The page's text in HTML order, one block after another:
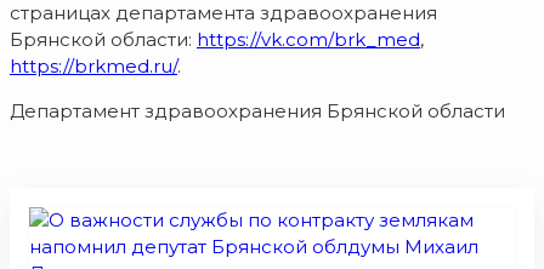
страницах департамента здравоохранения
Брянской области: https://vk.com/brk_med,
https://brkmed.ru/.
Департамент здравоохранения Брянской области